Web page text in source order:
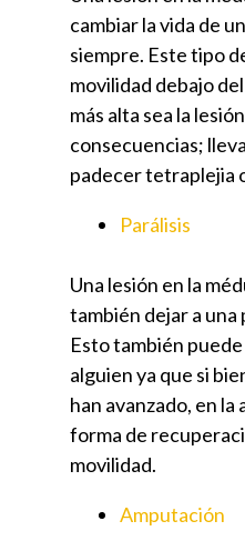
cambiar la vida de
siempre. Este tipo
movilidad debajo
más alta sea la
consecuencias;
padecer tetraplejia
Parálisis
Una lesión en la
también dejar a una
Esto también
alguien ya que si
han avanzado, en
forma de
movilidad.
Amputación